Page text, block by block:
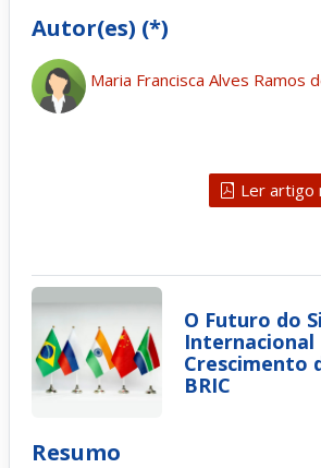
Autor(es) (*)
Maria Francisca Alves Ramos
Ler artigo
O Futuro do
Internacional
Crescimento
BRIC
Resumo